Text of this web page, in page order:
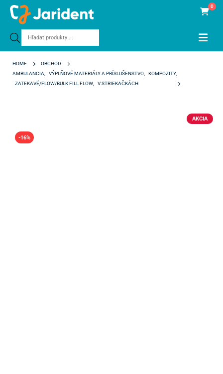
Products
0
HOME
OBCHOD
AMBULANCIA, VÝPLŇOVÉ MATERIÁLY A PRÍSLUŠENSTVO, KOMPOZITY,
ZATEKAVÉ/FLOW/BULK FILL FLOW,
V STRIEKAČKÁCH
-16%
AKCIA